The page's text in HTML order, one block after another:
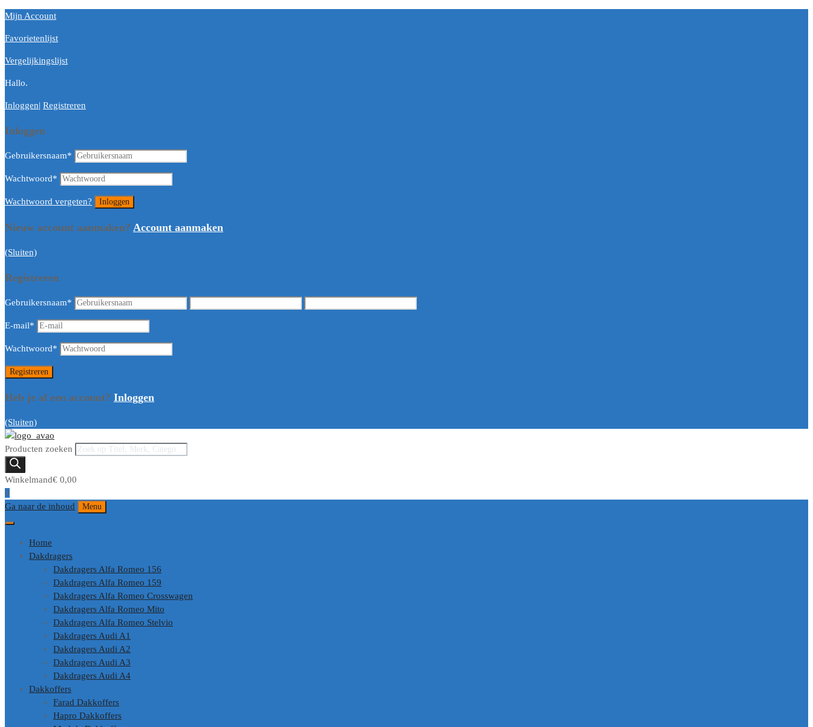
Mijn Account
Favorietenlijst
Vergelijkingslijst
Hallo.
Inloggen| Registreren
Inloggen
Gebruikersnaam*
Wachtwoord*
Wachtwoord vergeten?
Nieuw account aanmaken? Account aanmaken
(Sluiten)
Registreren
Gebruikersnaam*
E-mail*
Wachtwoord*
Heb je al een account? Inloggen
(Sluiten)
Producten zoeken
Winkelmand€ 0,00
0
Ga naar de inhoud
Menu
Home
Dakdragers
Dakdragers Alfa Romeo 156
Dakdragers Alfa Romeo 159
Dakdragers Alfa Romeo Crosswagen
Dakdragers Alfa Romeo Mito
Dakdragers Alfa Romeo Stelvio
Dakdragers Audi A1
Dakdragers Audi A2
Dakdragers Audi A3
Dakdragers Audi A4
Dakkoffers
Farad Dakkoffers
Hapro Dakkoffers